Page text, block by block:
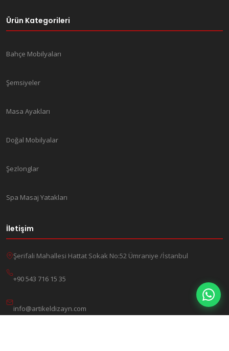
Ürün Kategorileri
Bahçe Mobilyaları
Şemsiyeler
Masa Ayakları
Doğal Mobilyalar
Şezlonglar
Spa Masaj Yatakları
İletişim
Şerifali Mahallesi Hattat Sokak No:52 Ümraniye /İstanbul
+90 543 716 15 35
info@artikeldizayn.com